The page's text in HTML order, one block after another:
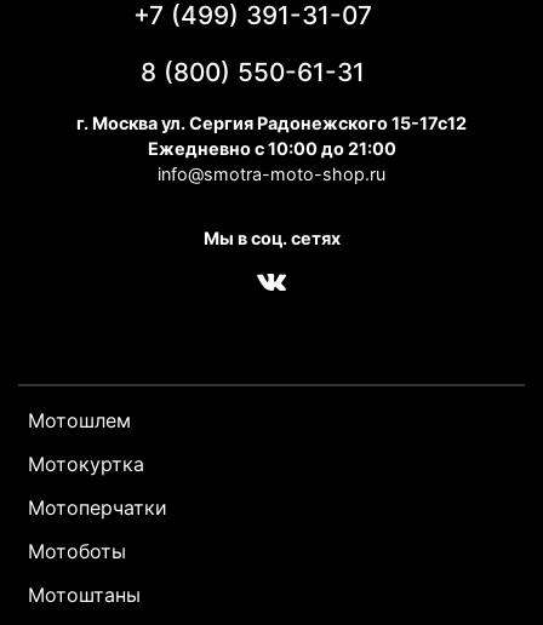
Мотошлем
Мотокуртка
Мотоперчатки
Мотоботы
Мотоштаны
+7 (499) 391-31-07
8 (800) 550-61-31
г. Москва ул. Сергия Радонежского 15-17с12
Ежедневно с 10:00 до 21:00
info@smotra-moto-shop.ru
Мы в соц. сетях